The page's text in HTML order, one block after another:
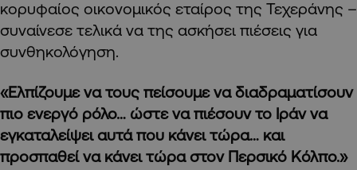
κορυφαίος οικονομικός εταίρος της Τεχεράνης –
συναίνεσε τελικά να της ασκήσει πιέσεις για
συνθηκολόγηση.
«Ελπίζουμε να τους πείσουμε να διαδραματίσουν
πιο ενεργό ρόλο… ώστε να πιέσουν το Ιράν να
εγκαταλείψει αυτά που κάνει τώρα… και
προσπαθεί να κάνει τώρα στον Περσικό Κόλπο.»